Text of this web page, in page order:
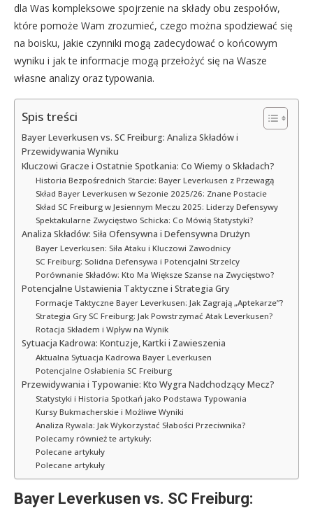
dla Was kompleksowe spojrzenie na składy obu zespołów,
które pomoże Wam zrozumieć, czego można spodziewać się
na boisku, jakie czynniki mogą zadecydować o końcowym
wyniku i jak te informacje mogą przełożyć się na Wasze
własne analizy oraz typowania.
Spis treści
Bayer Leverkusen vs. SC Freiburg: Analiza Składów i
Przewidywania Wyniku
Kluczowi Gracze i Ostatnie Spotkania: Co Wiemy o Składach?
Historia Bezpośrednich Starcie: Bayer Leverkusen z Przewagą
Skład Bayer Leverkusen w Sezonie 2025/26: Znane Postacie
Skład SC Freiburg w Jesiennym Meczu 2025: Liderzy Defensywy
Spektakularne Zwycięstwo Schicka: Co Mówią Statystyki?
Analiza Składów: Siła Ofensywna i Defensywna Drużyn
Bayer Leverkusen: Siła Ataku i Kluczowi Zawodnicy
SC Freiburg: Solidna Defensywa i Potencjalni Strzelcy
Porównanie Składów: Kto Ma Większe Szanse na Zwycięstwo?
Potencjalne Ustawienia Taktyczne i Strategia Gry
Formacje Taktyczne Bayer Leverkusen: Jak Zagrają „Aptekarze”?
Strategia Gry SC Freiburg: Jak Powstrzymać Atak Leverkusen?
Rotacja Składem i Wpływ na Wynik
Sytuacja Kadrowa: Kontuzje, Kartki i Zawieszenia
Aktualna Sytuacja Kadrowa Bayer Leverkusen
Potencjalne Osłabienia SC Freiburg
Przewidywania i Typowanie: Kto Wygra Nadchodzący Mecz?
Statystyki i Historia Spotkań jako Podstawa Typowania
Kursy Bukmacherskie i Możliwe Wyniki
Analiza Rywala: Jak Wykorzystać Słabości Przeciwnika?
Polecamy również te artykuły:
Polecane artykuły
Polecane artykuły
Bayer Leverkusen vs. SC Freiburg: